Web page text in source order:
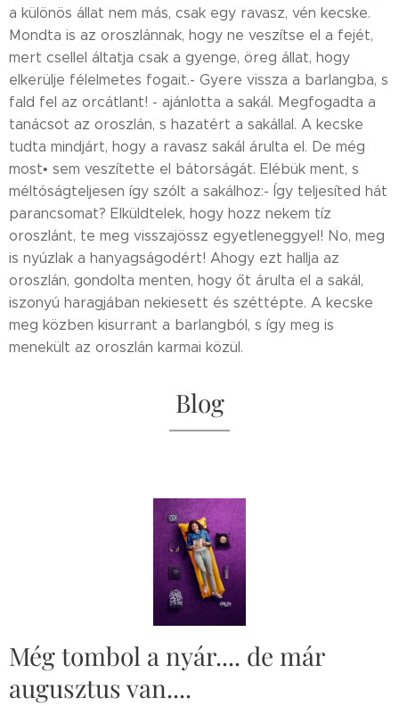
a különös állat nem más, csak egy ravasz, vén kecske.
Mondta is az oroszlánnak, hogy ne veszítse el a fejét,
mert csellel áltatja csak a gyenge, öreg állat, hogy
elkerülje félelmetes fogait.- Gyere vissza a barlangba, s
fald fel az orcátlant! - ajánlotta a sakál. Megfogadta a
tanácsot az oroszlán, s hazatért a sakállal. A kecske
tudta mindjárt, hogy a ravasz sakál árulta el. De még
most• sem veszítette el bátorságát. Elébük ment, s
méltóságteljesen így szólt a sakálhoz:- Így teljesíted hát
parancsomat? Elküldtelek, hogy hozz nekem tíz
oroszlánt, te meg visszajössz egyetleneggyel! No, meg
is nyúzlak a hanyagságodért! Ahogy ezt hallja az
oroszlán, gondolta menten, hogy őt árulta el a sakál,
iszonyú haragjában nekiesett és széttépte. A kecske
meg közben kisurrant a barlangból, s így meg is
menekült az oroszlán karmai közül.
Blog
Még tombol a nyár.... de már
augusztus van....